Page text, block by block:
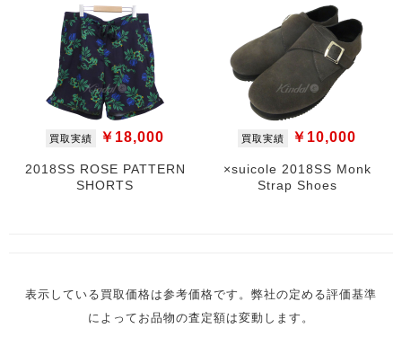
買取実績 ￥18,000
2018SS ROSE PATTERN
SHORTS
買取実績 ￥10,000
×suicole 2018SS Monk
Strap Shoes
表示している買取価格は参考価格です。弊社の定める評価基準
によってお品物の査定額は変動します。